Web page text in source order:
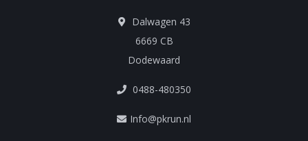
Dalwagen 43
6669 CB
Dodewaard
0488-480350
Info@pkrun.nl